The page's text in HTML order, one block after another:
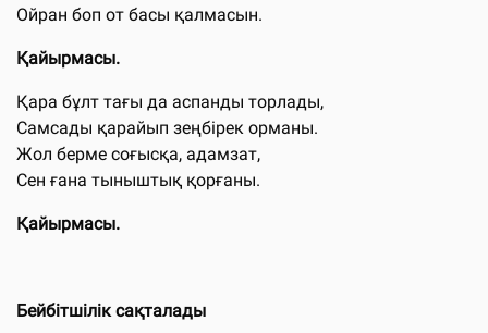
Ойран боп от басы қалмасын.
Қайырмасы.
Қара бұлт тағы да аспанды торлады,
Самсады қарайып зеңбірек орманы.
Жол берме соғысқа, адамзат,
Сен ғана тыныштық қорғаны.
Қайырмасы.
Бейбітшілік сақталады